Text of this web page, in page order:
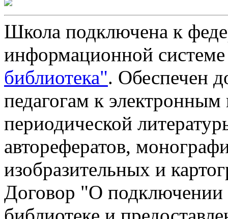
Школа подключена к
информационной
библиотека". Обеспечен
педагогам к
периодической
авторефератов,
изобразительных и
Договор "О подключении